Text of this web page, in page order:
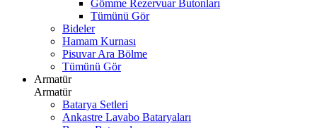
Gömme Rezervuar Butonları
Tümünü Gör
Bideler
Hamam Kurnası
Pisuvar Ara Bölme
Tümünü Gör
Armatür
Armatür
Batarya Setleri
Ankastre Lavabo Bataryaları